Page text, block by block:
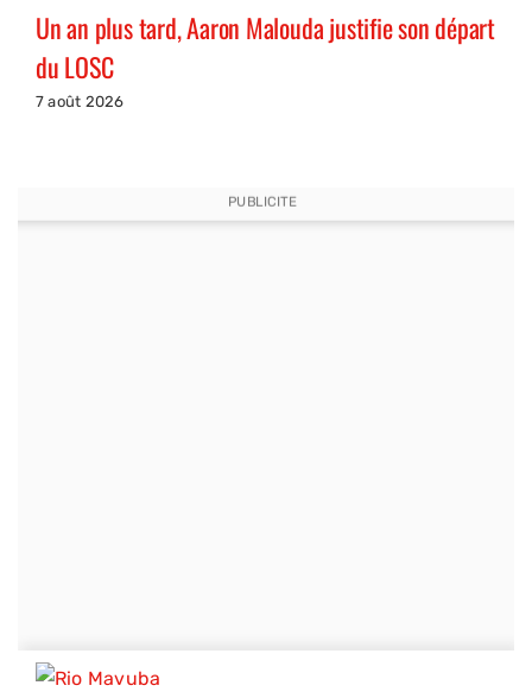
Un an plus tard, Aaron Malouda justifie son départ
du LOSC
7 août 2026
PUBLICITE